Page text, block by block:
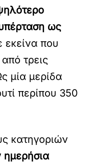
ως
εκείνα που
τρεις
μία μερίδα
περίπου 350
κατηγοριών
ημερήσια